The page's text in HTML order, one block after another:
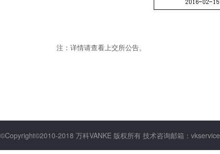
注：详情请查看上交所公告。
©Copyright©2010-2018 万科VANKE 版权所有 技术咨询邮箱：